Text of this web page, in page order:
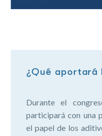
¿Qué aportará
Durante el
participará con una
el papel de los